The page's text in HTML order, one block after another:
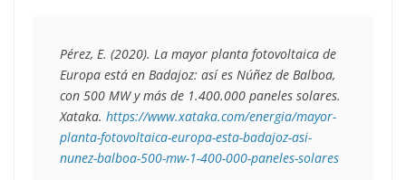
Pérez, E. (2020). La mayor planta fotovoltaica de
Europa está en Badajoz: así es Núñez de Balboa,
con 500 MW y más de 1.400.000 paneles solares.
Xataka. https://www.xataka.com/energia/mayor-
planta-fotovoltaica-europa-esta-badajoz-asi-
nunez-balboa-500-mw-1-400-000-paneles-solares